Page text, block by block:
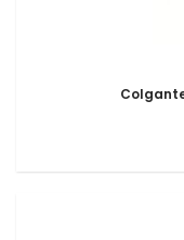
Colgante